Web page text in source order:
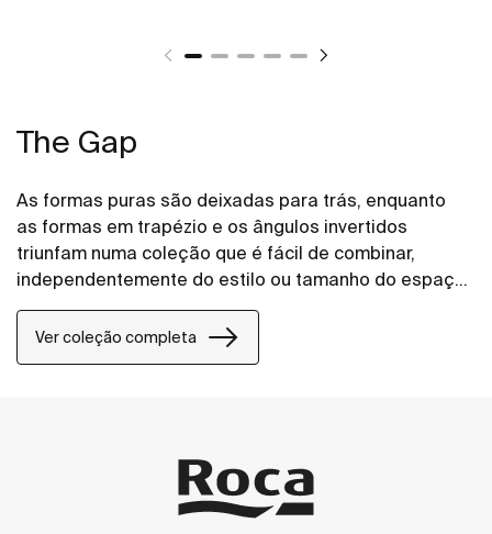
The Gap
As formas puras são deixadas para trás, enquanto
as formas em trapézio e os ângulos invertidos
triunfam numa coleção que é fácil de combinar,
independentemente do estilo ou tamanho do espaço
de banho.
Ver coleção completa